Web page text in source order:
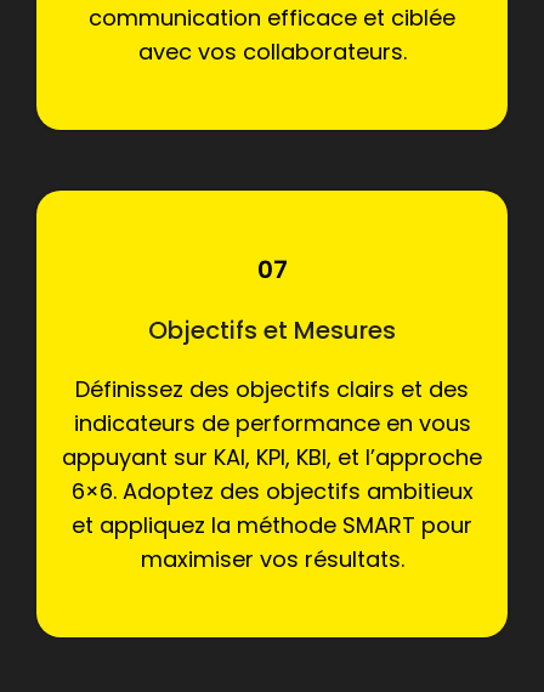
communication efficace et ciblée
avec vos collaborateurs.
07
Objectifs et Mesures
Définissez des objectifs clairs et des
indicateurs de performance en vous
appuyant sur KAI, KPI, KBI, et l’approche
6×6. Adoptez des objectifs ambitieux
et appliquez la méthode SMART pour
maximiser vos résultats.